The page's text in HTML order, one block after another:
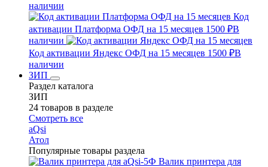
наличии
Код
активации Платформа ОФД на 15 месяцев 1500 ₽В
наличии
Код активации Яндекс ОФД на 15 месяцев 1500 ₽В
наличии
ЗИП
Раздел каталога
ЗИП
24 товаров в разделе
Смотреть все
aQsi
Атол
Популярные товары раздела
Валик принтера для